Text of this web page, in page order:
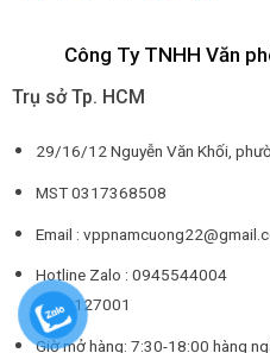
Công Ty TNHH Văn
Trụ sở Tp. HCM
29/16/12 Nguyễn Văn Khối,
MST 0317368508
Email :
Hotline Zalo : 0945544004
0932127001
Giờ mở hàng: 7:30-18:00 hàng